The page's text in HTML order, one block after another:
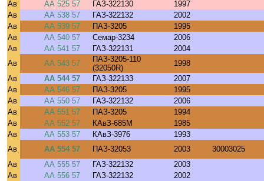
Ав
АА 525 57 ГАЗ-322130
1997
Ав
АА 538 57 ГАЗ-322132
2002
Ав
АА 539 57 ПАЗ-3205
1995
Ав
АА 540 57 Семар-3234
2006
Ав
АА 541 57 ГАЗ-322131
2004
Ав
АА 543 57
ПАЗ-3205-110
(32050R)
1998
Ав
АА 544 57 ГАЗ-322133
2007
Ав
АА 546 57 ПАЗ-3205
1995
Ав
АА 550 57 ГАЗ-322132
2006
Ав
АА 551 57 ПАЗ-3205
1994
Ав
АА 552 57 КАвЗ-685М
1985
Ав
АА 553 57 КАвЗ-3976
1993
Ав
АА 554 57 ПАЗ-32053 2003
30003025
Ав
АА 555 57 ГАЗ-322132
2003
Ав
АА 556 57 ГАЗ-322132
2002